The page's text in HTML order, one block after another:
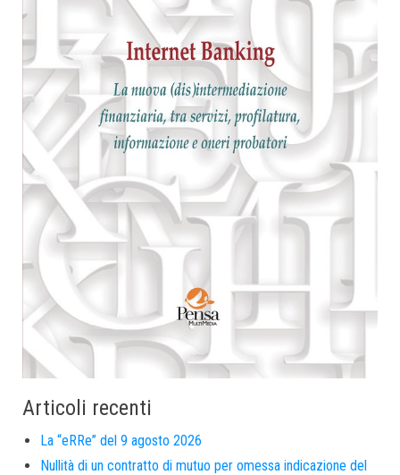
Articoli recenti
La “eRRe” del 9 agosto 2026
Nullità di un contratto di mutuo per omessa indicazione del